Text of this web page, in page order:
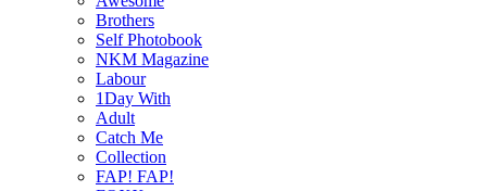
Brothers
Self Photobook
NKM Magazine
Labour
1Day With
Adult
Catch Me
Collection
FAP! FAP!